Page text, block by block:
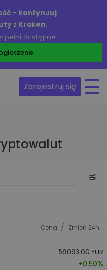
– kontynuuj
z Kraken.
pełni dostępne.
Zarejestruj się
Cena / Zmień 24h
56093.00 EUR
+0.50%